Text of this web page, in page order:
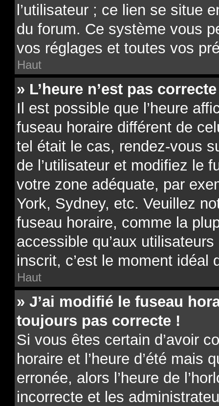
l’utilisateur ; ce lien se situe
du forum. Ce système vous
vos réglages et toutes vos
Haut
» L’heure n’est pas
Il est possible que l’heure
fuseau horaire différent de
tel était le cas, rendez-vous
de l’utilisateur et modifiez le
votre zone adéquate, par
York, Sydney, etc. Veuillez
fuseau horaire, comme la
accessible qu’aux
inscrit, c’est le moment idéal
Haut
» J’ai modifié le fuseau
toujours pas correcte !
Si vous êtes certain d’avoir
horaire et l’heure d’été mais
erronée, alors l’heure de
incorrecte et les